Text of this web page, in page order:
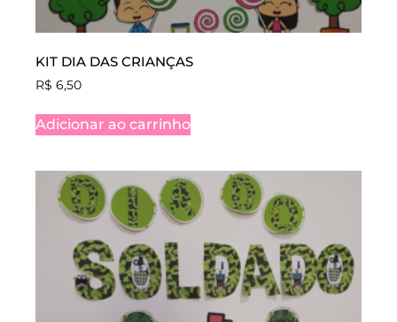
KIT DIA DAS CRIANÇAS
R$ 6,50
Adicionar ao carrinho